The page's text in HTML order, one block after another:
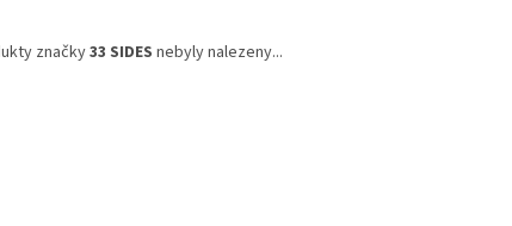
značky33 SIDES nebyly nalezeny...